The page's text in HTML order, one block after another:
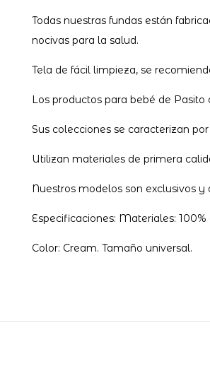
Todas nuestras fundas están
nocivas para la salud.
Tela de fácil limpieza, se
Los productos para bebé de
Sus colecciones se caracterizan
Utilizan materiales de primera
Nuestros modelos son exclusivos
Especificaciones: Materiales: 100%
Color: Cream. Tamaño universal.